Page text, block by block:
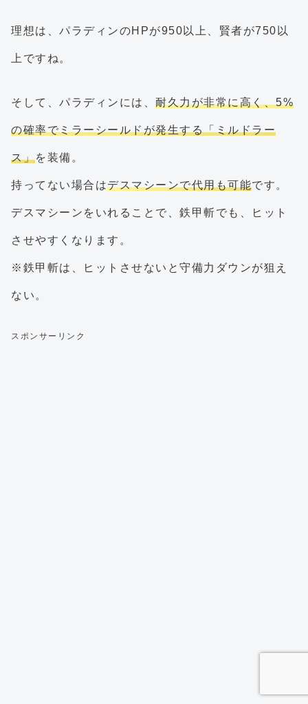
理想は、パラディンのHPが950以上、賢者が750以
上ですね。
そして、パラディンには、 耐久力が非常に高く、5%
の確率でミラーシールドが発生する「ミルドラー
ス」を装備。
持ってない場合はデスマシーンで代用も可能です。
デスマシーンをいれることで、鉄甲斬でも、ヒット
させやすくなります。
※鉄甲斬は、ヒットさせないと守備力ダウンが狙え
ない。
スポンサーリンク